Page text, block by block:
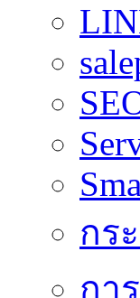
กร
กา